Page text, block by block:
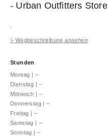
- Urban Outfitters Store
> Wegbeschreibung ansehen
Stunden
Montag | –
Dienstag | –
Mittwoch | –
Donnerstag | –
Freitag | –
Samstag | –
Sonntag | –